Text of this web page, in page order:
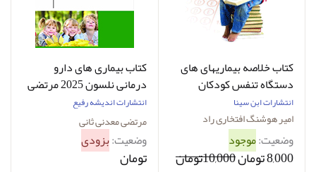
کتاب خلاصه بیماریهای های
دستگاه تنفس کودکان
نلسون-نویسنده امیر
هوشنگ پوستین دوز
انتشارات ابن سینا
امیر هوشنگ افتخاری راد
وضعیت:موجود
8,000 تومان 10,000تومان
کتاب بیماری های دارو
درمانی نلسون 2025 مرتضی
معدنی ثانی
انتشارات اندیشه رفیع
مرتضی معدنی ثانی
وضعیت:بزودی
تومان